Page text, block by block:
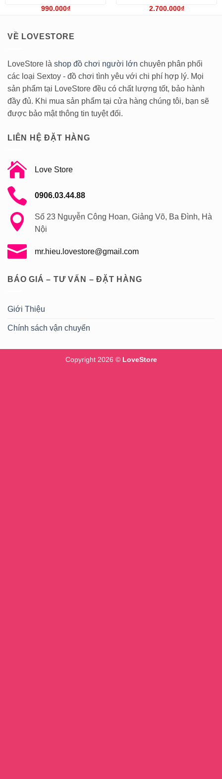
Được xếp
990.000₫
Được xếp
2.700.000₫
VỀ LOVESTORE
LoveStore là shop đồ chơi người lớn chuyên phân phối
các loại Sextoy - đồ chơi tình yêu với chi phí hợp lý. Mọi
sản phẩm tại LoveStore đều có chất lượng tốt, bảo hành
đầy đủ. Khi mua sản phẩm tại cửa hàng chúng tôi, bạn sẽ
được bảo mật thông tin tuyệt đối.
LIÊN HỆ ĐẶT HÀNG
Love Store
0906.03.44.88
Số 23 Nguyễn Công Hoan, Giảng Võ, Ba Đình, Hà
Nội
mr.hieu.lovestore@gmail.com
BÁO GIÁ – TƯ VẤN – ĐẶT HÀNG
Giới Thiệu
Chính sách vận chuyển
Copyright 2026 © LoveStore